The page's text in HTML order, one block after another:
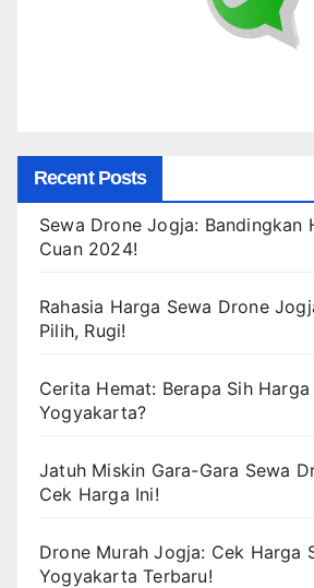
Recent Posts
Sewa Drone Jogja: Bandingkan
Cuan 2024!
Rahasia Harga Sewa Drone
Pilih, Rugi!
Cerita Hemat: Berapa Sih
Yogyakarta?
Jatuh Miskin Gara-Gara Sewa
Cek Harga Ini!
Drone Murah Jogja: Cek Harga
Yogyakarta Terbaru!